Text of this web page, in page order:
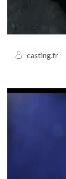
casting.fr